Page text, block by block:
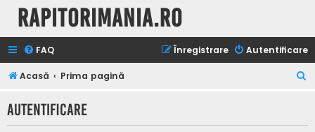
Rapitorimania.ro
FAQ Autentificare
Înregistrare
Acasă Prima pagină
t
Autentificare